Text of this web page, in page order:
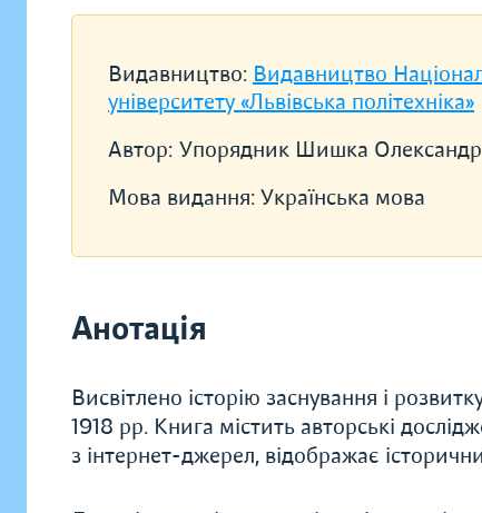
Видавництво: Видавництво
університету «Львівська політехніка»
Автор: Упорядник Шишка
Мова видання: Українська мова
Анотація
Висвітлено історію заснування і
1918 рр. Книга містить авторські
з інтернет-джерел, відображає